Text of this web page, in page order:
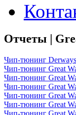
Отчеты |
Чип-тюнинг
Чип-тюнинг Great
Чип-тюнинг Great
Чип-тюнинг Great
Чип-тюнинг Great
Чип-тюнинг Great
Чип-тюнинг Great